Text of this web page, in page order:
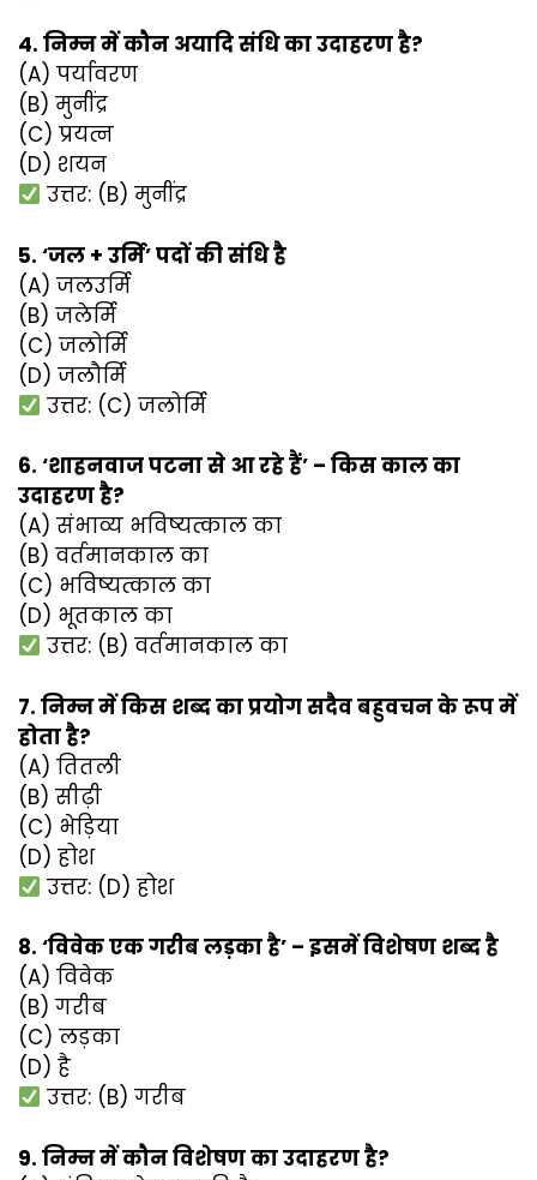
4. निम्न में कौन अयादि संधि का उदाहरण है?
(A) पर्यावरण
(B) मुनींद्र
(C) प्रयत्न
(D) शयन
उत्तर: (B) मुनींद्र
5. ‘जल + उर्मि’ पदों की संधि है
(A) जलउर्मि
(B) जलेर्मि
(C) जलोर्मि
(D) जलौर्मि
उत्तर: (C) जलोर्मि
6. ‘शाहनवाज पटना से आ रहे हैं’ – किस काल का
उदाहरण है?
(A) संभाव्य भविष्यत्काल का
(B) वर्तमानकाल का
(C) भविष्यत्काल का
(D) भूतकाल का
उत्तर: (B) वर्तमानकाल का
7. निम्न में किस शब्द का प्रयोग सदैव बहुवचन के रूप में
होता है?
(A) तितली
(B) सीढ़ी
(C) भेड़िया
(D) होश
उत्तर: (D) होश
8. ‘विवेक एक गरीब लड़का है’ – इसमें विशेषण शब्द है
(A) विवेक
(B) गरीब
(C) लड़का
(D) है
उत्तर: (B) गरीब
9. निम्न में कौन विशेषण का उदाहरण है?